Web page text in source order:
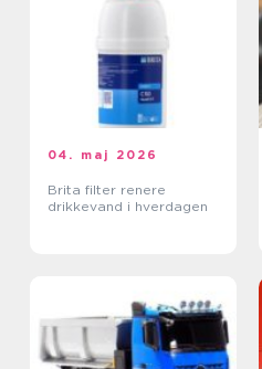
04. maj 2026
Brita filter renere
drikkevand i hverdagen